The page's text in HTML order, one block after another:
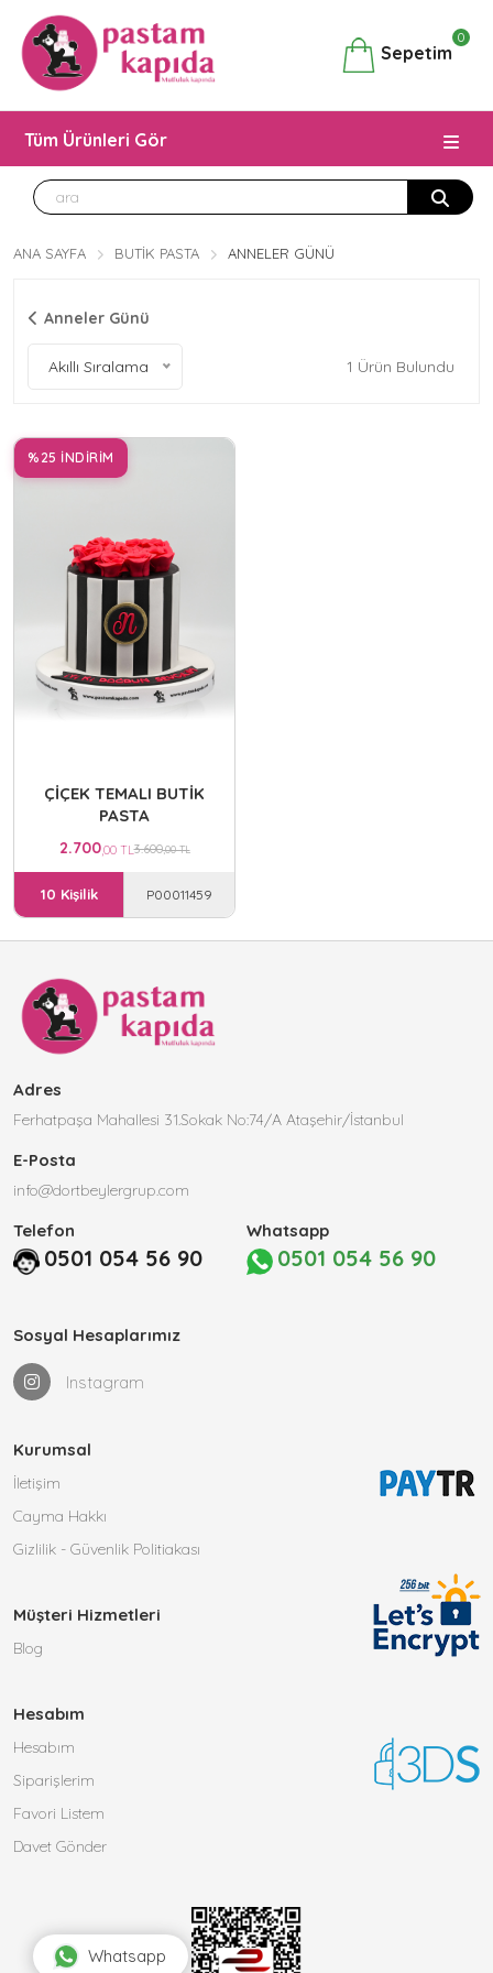
Sepetim
0
Tüm Ürünleri Gör
ANA SAYFA BUTIK PASTA ANNELER GÜNÜ
Anneler Günü
Akıllı Sıralama 1 Ürün Bulundu
%25 İNDİRİM
ÇİÇEK TEMALI BUTİK
PASTA
2.700,00 TL3.600,00 TL
10 Kişilik P00011459
Adres
Ferhatpaşa Mahallesi 31.Sokak No:74/A Ataşehir/İstanbul
E-Posta
info@dortbeylergrup.com
Telefon
0501 054 56 90
Whatsapp
0501 054 56 90
Sosyal Hesaplarımız
Instagram
Kurumsal
İletişim
Cayma Hakkı
Gizlilik - Güvenlik Politiakası
Müşteri Hizmetleri
Blog
Hesabım
Hesabım
Siparişlerim
Favori Listem
Davet Gönder
Whatsapp